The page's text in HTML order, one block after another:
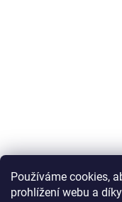
Používáme cookies,
prohlížení webu a
Sledovat